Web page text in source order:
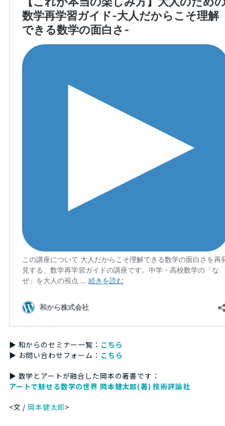
▶ 和からのセミナー一覧： こちら
▶ お問い合わせフォーム： こちら
▶ 数学とアートが融合した岡本の著書です：
アートで魅せる数学の世界 岡本健太郎(著) 技術評論社
<文 / 岡本健太郎>